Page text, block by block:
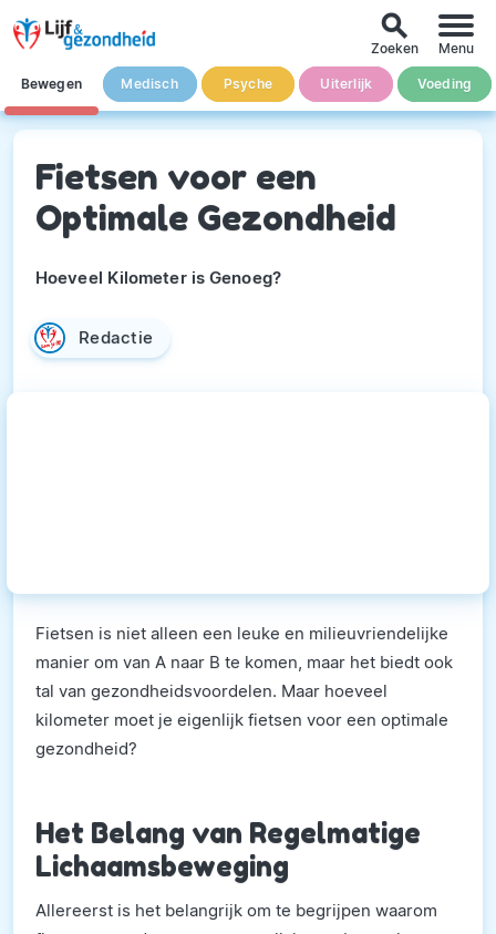
Bewegen Medisch Psyche Uiterlijk Voeding
search
Zoeken Menu
Fietsen voor een
Optimale Gezondheid
Hoeveel Kilometer is Genoeg?
Redactie
Fietsen is niet alleen een leuke en milieuvriendelijke
manier om van A naar B te komen, maar het biedt ook
tal van gezondheidsvoordelen. Maar hoeveel
kilometer moet je eigenlijk fietsen voor een optimale
gezondheid?
Het Belang van Regelmatige
Lichaamsbeweging
Allereerst is het belangrijk om te begrijpen waarom